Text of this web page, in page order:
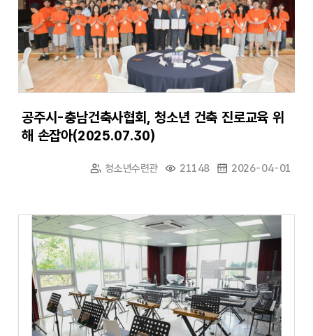
공주시-충남건축사협회, 청소년 건축 진로교육 위
해 손잡아(2025.07.30)
청소년수련관 21148 2026-04-01